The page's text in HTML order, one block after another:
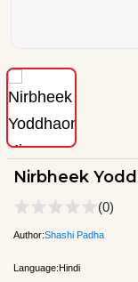
Nirbheek
(0)
Author:Shashi Padha
Language:Hindi